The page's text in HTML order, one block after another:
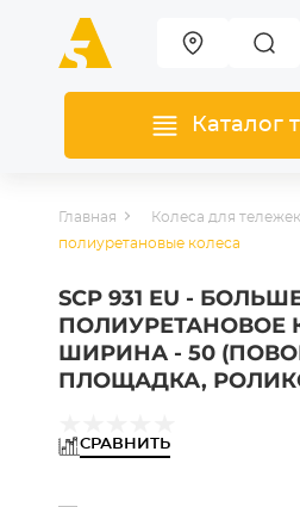
Каталог
Главная Колеса для тележек
полиуретановые колеса
SCP 931 EU -
ПОЛИУРЕТАНОВОЕ
ШИРИНА - 50
ПЛОЩАДКА,
СРАВНИТЬ